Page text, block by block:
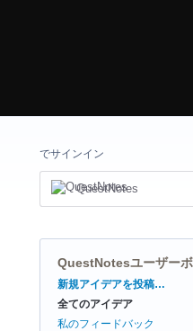
でサインイン
QuestNotes
QuestNotesユーザー
カ
テ
ゴ
新規アイデアを投稿…
全てのアイデア
私のフィードバック